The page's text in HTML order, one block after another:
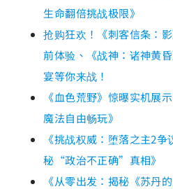
生命翻倍挑战极限》
抢购狂欢！《刺客信条：
前体验、《战神：诸神黄
宴等你来战！
《血色荒野》惊曝实机展
魔法自由畅玩》
《挑战权威：堕落之主2
秘“政治不正确”真相》
《从零出发：揭秘《苏丹